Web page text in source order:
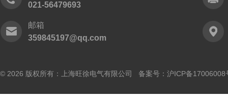
021-56479693
邮箱
359845197@qq.com
© 2026 版权所有：上海旺徐电气有限公司 备案号： 沪ICP备17006008